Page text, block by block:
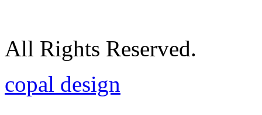
All Rights Reserved.
copal design